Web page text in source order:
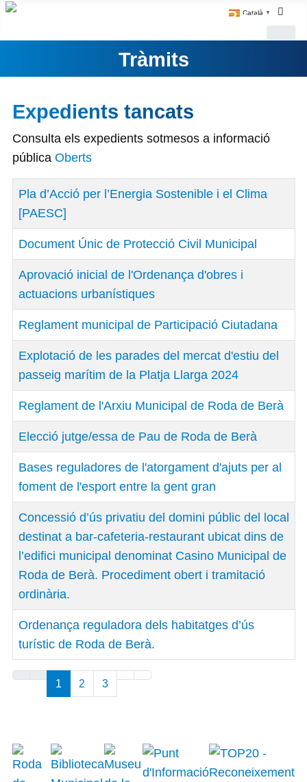
Català ▼
Tràmits
Expedients tancats
Consulta els expedients sotmesos a informació
pública Oberts
Articles
Títol
Pla d’Acció per l’Energia Sostenible i el Clima
[PAESC]
Document Únic de Protecció Civil Municipal
Aprovació inicial de l'Ordenança d'obres i
actuacions urbanístiques
Reglament municipal de Participació Ciutadana
Explotació de les parades del mercat d'estiu del
passeig marítim de la Platja Llarga 2024
Reglament de l'Arxiu Municipal de Roda de Berà
Elecció jutge/essa de Pau de Roda de Berà
Bases reguladores de l'atorgament d'ajuts per al
foment de l'esport entre la gent gran
Concessió d’ús privatiu del domini públic del local
destinat a bar-cafeteria-restaurant ubicat dins de
l’edifici municipal denominat Casino Municipal de
Roda de Berà. Procediment obert i tramitació
ordinària.
Ordenança reguladora dels habitatges d’ús
turístic de Roda de Berà.
1 2 3